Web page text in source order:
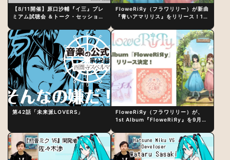
【8/11開催】原口沙輔『イ三』プレ
ミアム試聴会 ＆トーク・セッション
制作秘話
FloweRiЯy（フラワリリー）が新曲
『青いアマリリス』をリリース！1st
第42話「未来派LOVERS」
FloweRiЯy（フラワリリー）が、
1st Album『FloweRiЯy』を9月23